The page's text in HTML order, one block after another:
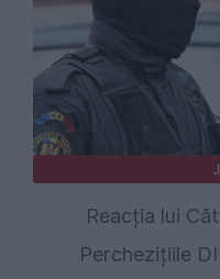
Reacția lui
Perchezițiile